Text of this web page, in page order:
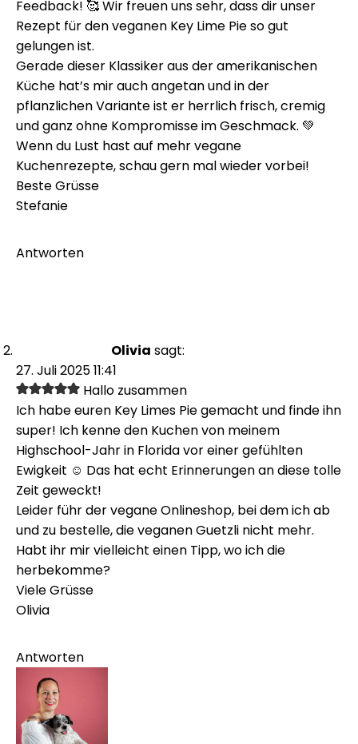
Feedback! 🥰 Wir freuen uns sehr, dass dir unser
Rezept für den veganen Key Lime Pie so gut
gelungen ist.
Gerade dieser Klassiker aus der amerikanischen
Küche hat’s mir auch angetan und in der
pflanzlichen Variante ist er herrlich frisch, cremig
und ganz ohne Kompromisse im Geschmack. 💚
Wenn du Lust hast auf mehr vegane
Kuchenrezepte, schau gern mal wieder vorbei!
Beste Grüsse
Stefanie
Antworten
Olivia sagt:
27. Juli 2025 11:41
Hallo zusammen
Ich habe euren Key Limes Pie gemacht und finde ihn
super! Ich kenne den Kuchen von meinem
Highschool-Jahr in Florida vor einer gefühlten
Ewigkeit ☺️ Das hat echt Erinnerungen an diese tolle
Zeit geweckt!
Leider führ der vegane Onlineshop, bei dem ich ab
und zu bestelle, die veganen Guetzli nicht mehr.
Habt ihr mir vielleicht einen Tipp, wo ich die
herbekomme?
Viele Grüsse
Olivia
Antworten